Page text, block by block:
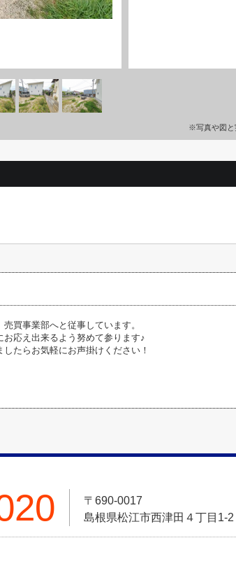
※写真や図と
買事業部へと従事しています。
お応え出来るよう努めて参ります♪
たらお気軽にお声掛けください！
〒690-0017
島根県松江市西津田４丁目1-2